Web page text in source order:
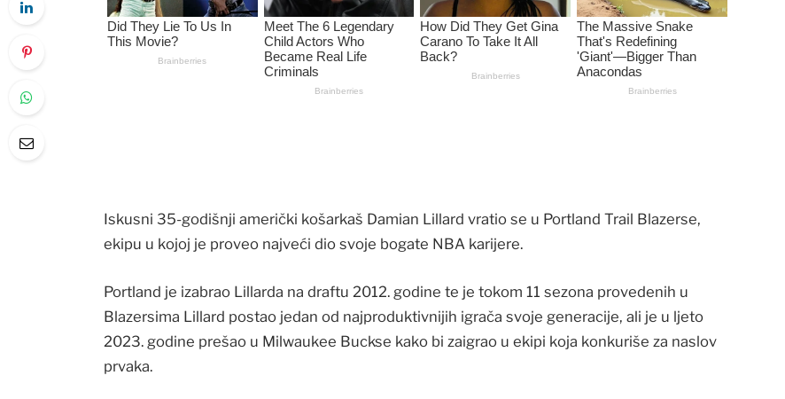
Iskusni 35-godišnji američki košarkaš Damian Lillard vratio se u Portland Trail Blazerse,
ekipu u kojoj je proveo najveći dio svoje bogate NBA karijere.
Portland je izabrao Lillarda na draftu 2012. godine te je tokom 11 sezona provedenih u
Blazersima Lillard postao jedan od najproduktivnijih igrača svoje generacije, ali je u ljeto
2023. godine prešao u Milwaukee Buckse kako bi zaigrao u ekipi koja konkuriše za naslov
prvaka.